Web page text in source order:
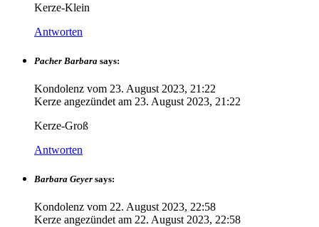
Kerze-Klein
Antworten
Pacher Barbara says:
Kondolenz vom 23. August 2023, 21:22
Kerze angezündet am 23. August 2023, 21:22
Kerze-Groß
Antworten
Barbara Geyer says:
Kondolenz vom 22. August 2023, 22:58
Kerze angezündet am 22. August 2023, 22:58